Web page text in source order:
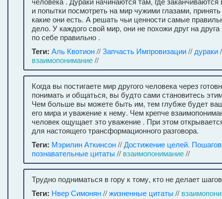
и попытки посмотреть на мир чужими глазами,
какие они есть. А решать чьи ценности самые
дело. У каждого свой мир, они не похожи друг на
по себе правильно .
Теги: Аль Квотион//Запчасть Импровизации// дураки
взаимопонимание//
Когда вы постигаете мир другого человека через
понимать и общаться, вы будто сами становитесь
Чем больше вы можете быть им, тем глубже будет
его мира и уважение к нему. Чем крепче
человек ощущает это уважение . При этом
для настоящего трансформационного разговора.
Теги: Мэрилин Аткинсон//Достижение целей.
познавательные цитаты // взаимопонимание//
Трудно подниматься в гору к тому, кто не делает
Теги: Нвер Симонян//жизненные цитаты //